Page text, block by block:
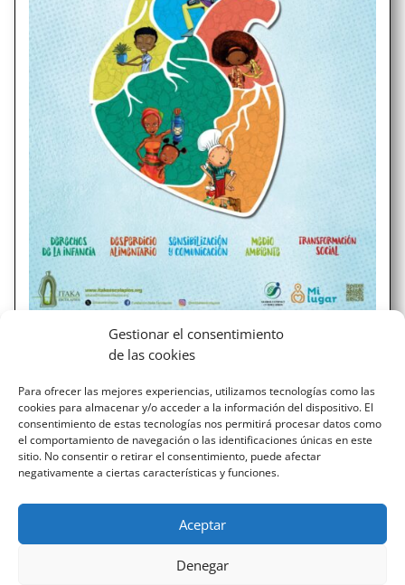
Gestionar el consentimiento
de las cookies
Para ofrecer las mejores experiencias, utilizamos tecnologías como las
cookies para almacenar y/o acceder a la información del dispositivo. El
consentimiento de estas tecnologías nos permitirá procesar datos como
el comportamiento de navegación o las identificaciones únicas en este
sitio. No consentir o retirar el consentimiento, puede afectar
negativamente a ciertas características y funciones.
Aceptar
Denegar
Campaña Solidaria Itaka Escolapios
porque, para poder aprender, el cerebro y el alma
deben de estar alimentados. En algún lugar del mundo
necesitan un internado rural porque el colegio más
próximo está demasiado lejos y solo pueden ir andando.
En...
« ENTRADAS MÁS ANTIGUAS